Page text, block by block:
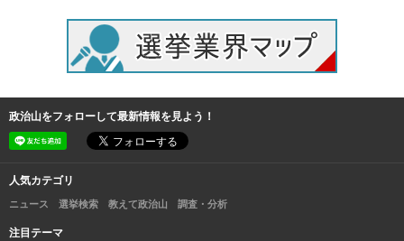
政治山をフォローして最新情報を見よう！
人気カテゴリ
ニュース 選挙検索 教えて政治山 調査・分析
注目テーマ